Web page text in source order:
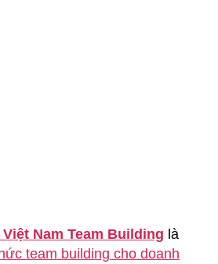
Nam Team Building là
team building cho doanh